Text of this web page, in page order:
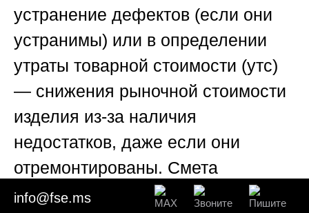
устранение дефектов (если они
устранимы) или в определении
утраты товарной стоимости (утс)
— снижения рыночной стоимости
изделия из-за наличия
недостатков, даже если они
отремонтированы. Смета
составляется на основе рыночных
info@fse.ms